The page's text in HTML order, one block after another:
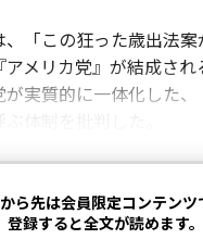
、「この狂った歳出法
メリカ党』が結成され
実質的に一体化した